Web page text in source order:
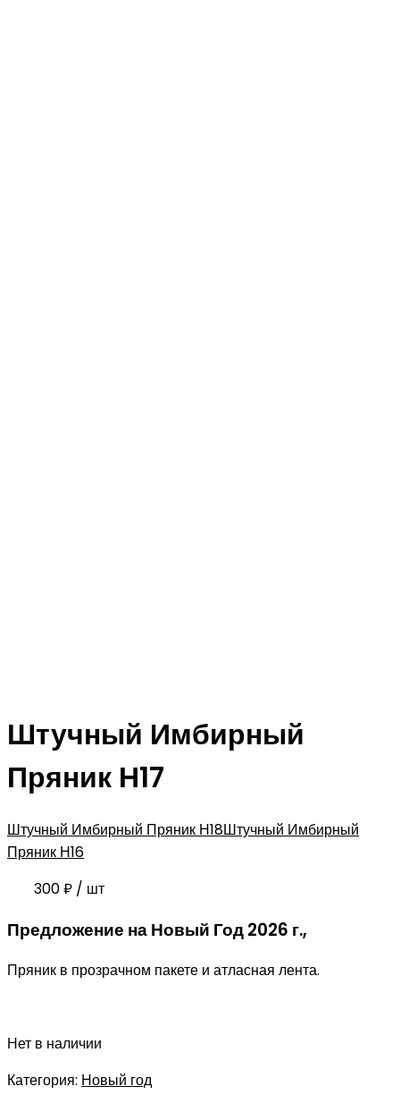
Штучный Имбирный
Пряник Н17
Штучный Имбирный Пряник Н18Штучный Имбирный
Пряник Н16
300₽ / шт
Предложение на Новый Год 2026 г.,
Пряник в прозрачном пакете и атласная лента.
Нет в наличии
Категория: Новый год